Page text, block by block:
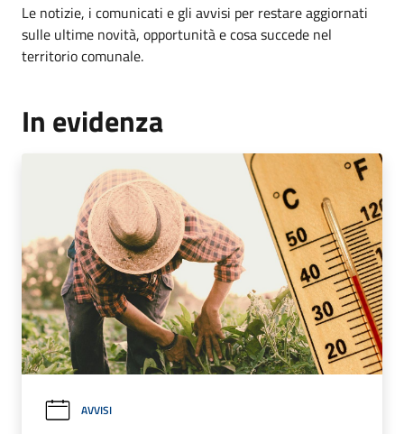
Le notizie, i comunicati e gli avvisi per restare aggiornati
sulle ultime novità, opportunità e cosa succede nel
territorio comunale.
In evidenza
AVVISI